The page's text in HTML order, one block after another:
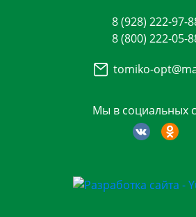
Мы в социальных
8 (928) 222-97-
8 (800) 222-05-
tomiko-